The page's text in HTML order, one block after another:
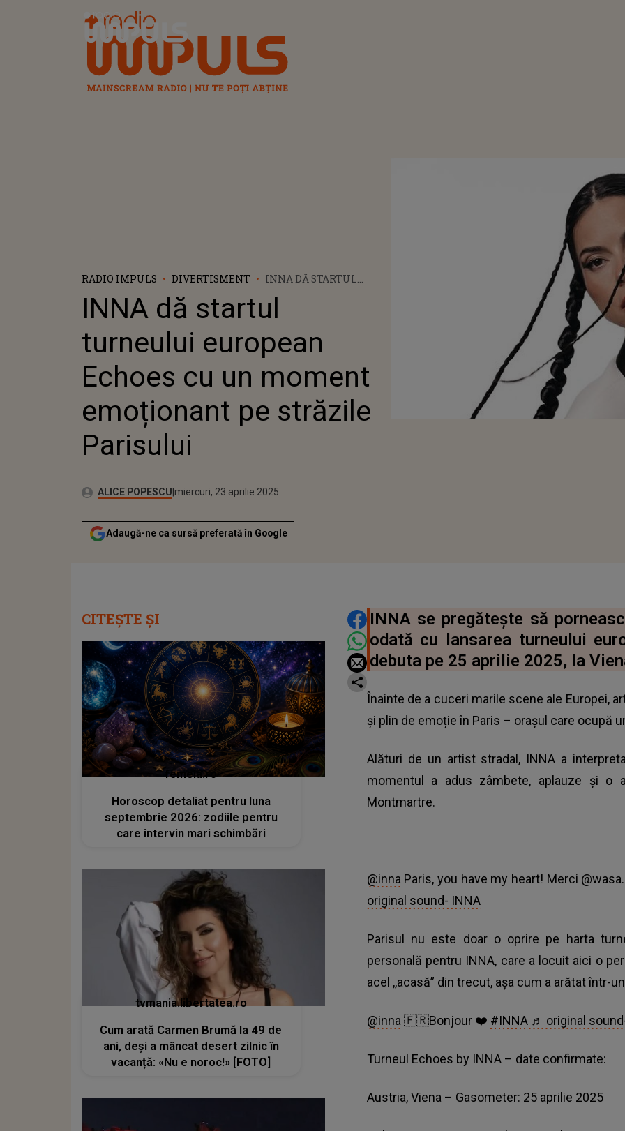
Radio Impuls
RADIO IMPULS DIVERTISMENT
INNA DĂ STARTUL
ECHOES CU UN
MOMENT EMOȚIONANT
PE STRĂZILE PARISULUI
INNA dă startul
turneului european
Echoes cu un moment
emoționant pe străzile
Parisului
Autor:ALICE POPESCU Publicat:
miercuri, 23 aprilie 2025
Adaugă-ne ca sursă preferată în Google
DISTRIBUIE ARTICOLUL
INNA se pregătește să
odată cu lansarea turneului
debuta pe 25 aprilie 2025, la
Înainte de a cuceri marile scene ale Europei,
și plin de emoție în Paris – orașul care ocupă
Alături de un artist stradal, INNA a
momentul a adus zâmbete, aplauze și o
Montmartre.
@inna Paris, you have my heart! Merci
original sound- INNA
Parisul nu este doar o oprire pe harta
personală pentru INNA, care a locuit aici o
acel ,,acasă” din trecut, așa cum a arătat într-
@inna 🇫🇷Bonjour ❤️ #INNA♬ original
Turneul Echoes by INNA – date confirmate:
Austria, Viena – Gasometer: 25 aprilie 2025
CITEȘTE ȘI
femeia.ro
Horoscop detaliat pentru luna
septembrie 2026: zodiile pentru
care intervin mari schimbări
tvmania.libertatea.ro
Cum arată Carmen Brumă la 49 de
ani, deși a mâncat desert zilnic în
vacanță: «Nu e noroc!» [FOTO]